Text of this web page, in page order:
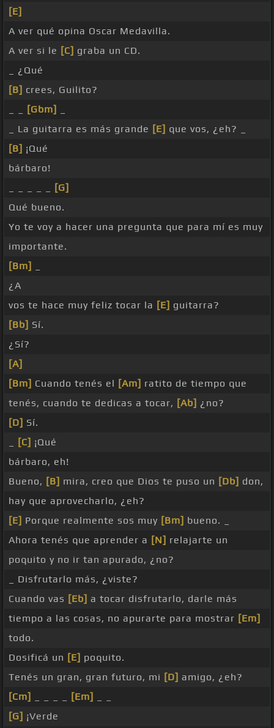
[E]
A ver qué opina Oscar Medavilla.
A ver si le [C] graba un CD.
_ ¿Qué
[B] crees, Guilito?
[Gbm]
_ La guitarra es más grande [E] que vos, ¿eh? _
[B] ¡Qué
bárbaro!
[G]
Qué bueno.
Yo te voy a hacer una pregunta que para mí es muy
importante.
[Bm]
¿A
vos te hace muy feliz tocar la [E] guitarra?
[Bb] Sí.
¿Sí?
[A]
[Bm] Cuando tenés el [Am] ratito de tiempo que
tenés, cuando te dedicas a tocar, [Ab] ¿no?
[D] Sí.
[C] ¡Qué
bárbaro, eh!
Bueno, [B] mira, creo que Dios te puso un [Db] don,
hay que aprovecharlo, ¿eh?
[E] Porque realmente sos muy [Bm] bueno. _
Ahora tenés que aprender a [N] relajarte un
poquito y no ir tan apurado, ¿no?
_ Disfrutarlo más, ¿viste?
Cuando vas [Eb] a tocar disfrutarlo, darle más
tiempo a las cosas, no apurarte para mostrar [Em]
todo.
Dosificá un [E] poquito.
Tenés un gran, gran futuro, mi [D] amigo, ¿eh?
[Cm]
[Em]
[G] ¡Verde